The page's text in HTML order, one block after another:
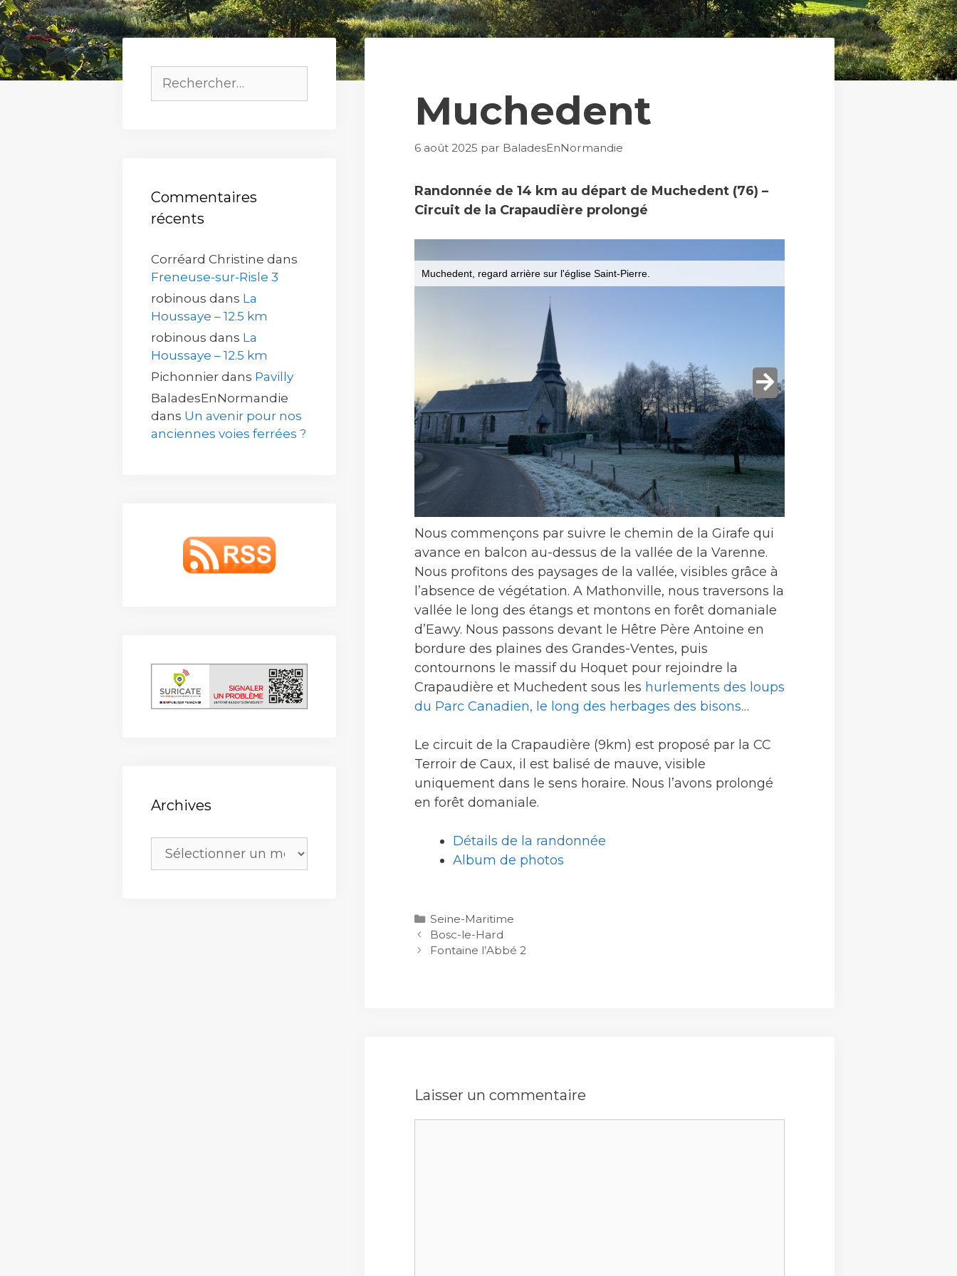
Muchedent
6 août 2025 par BaladesEnNormandie
Randonnée de 14 km au départ de Muchedent (76) –
Circuit de la Crapaudière prolongé
Nous commençons par suivre le chemin de la Girafe qui
avance en balcon au-dessus de la vallée de la Varenne.
Nous profitons des paysages de la vallée, visibles grâce à
l’absence de végétation. A Mathonville, nous traversons la
vallée le long des étangs et montons en forêt domaniale
d’Eawy. Nous passons devant le Hêtre Père Antoine en
bordure des plaines des Grandes-Ventes, puis
contournons le massif du Hoquet pour rejoindre la
Crapaudière et Muchedent sous les hurlements des loups
du Parc Canadien, le long des herbages des bisons…
Le circuit de la Crapaudière (9km) est proposé par la CC
Terroir de Caux, il est balisé de mauve, visible
uniquement dans le sens horaire. Nous l’avons prolongé
en forêt domaniale.
Détails de la randonnée
Album de photos
Catégories
Seine-Maritime
Bosc-le-Hard
Fontaine l’Abbé 2
Laisser un commentaire
Rechercher :
Commentaires
récents
Corréard Christine dans
Freneuse-sur-Risle 3
robinous dans La
Houssaye – 12.5 km
robinous dans La
Houssaye – 12.5 km
Pichonnier dans Pavilly
BaladesEnNormandie
dans Un avenir pour nos
anciennes voies ferrées ?
Archives
Archives